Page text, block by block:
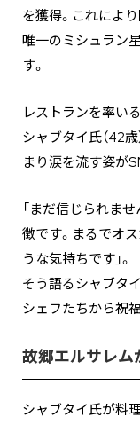
を獲得。これによ
唯一のミシュラン
す。
レストランを率い
シャブタイ氏（42
まり涙を流す姿が
「まだ信じられま
徴です。まるでオ
うな気持ちです」。
そう語るシャブタ
シェフたちから祝
故郷エルサレム
シャブタイ氏が料